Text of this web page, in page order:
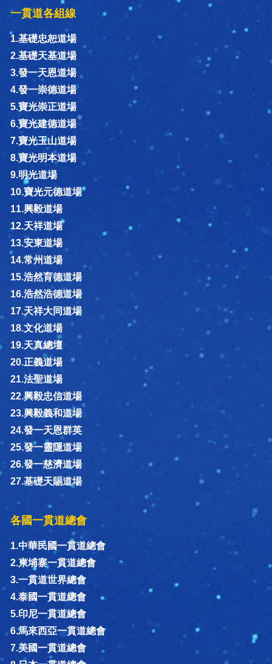
一貫道各組線
1.基礎忠恕道場
2.基礎天基道場
3.發一天恩道場
4.發一崇德道場
5.寶光崇正道場
6.寶光建德道場
7.寶光玉山道場
8.寶光明本道場
9.明光道場
10.寶光元德道場
11.興毅道場
12.天祥道場
13.安東道場
14.常州道場
15.浩然育德道場
16.浩然浩德道場
17.天祥大同道場
18.文化道場
19.天真總壇
20.正義道場
21.法聖道場
22.興毅忠信道場
23.興毅義和道場
24.發一天恩群英
25.發一靈隱道場
26.發一慈濟道場
27.基礎天賜道場
各國一貫道總會
1.中華民國一貫道總會
2.柬埔寨一貫道總會
3.一貫道世界總會
4.泰國一貫道總會
5.印尼一貫道總會
6.馬來西亞一貫道總會
7.美國一貫道總會